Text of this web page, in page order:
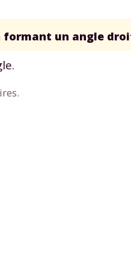
formant un angle